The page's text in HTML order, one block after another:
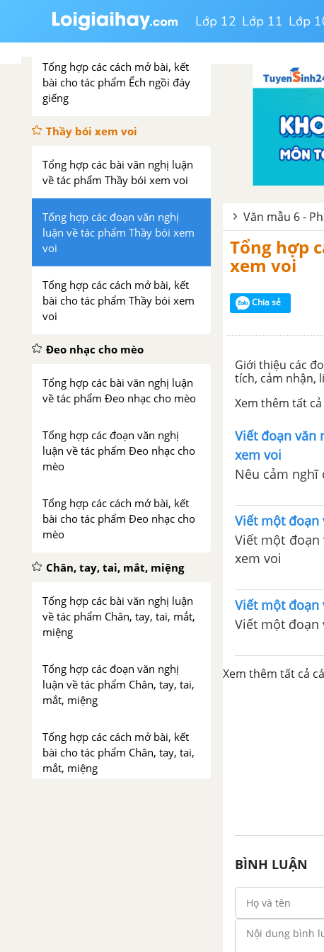
Lớp 12 Lớp 11 Lớp
luận về tác phẩm Ếch ngồi đáy
giếng
Tổng hợp các cách mở bài, kết
bài cho tác phẩm Ếch ngồi đáy
giếng
Thầy bói xem voi
Tổng hợp các bài văn nghị luận
về tác phẩm Thầy bói xem voi
Tổng hợp các đoạn văn nghị
luận về tác phẩm Thầy bói xem
voi
Tổng hợp các cách mở bài, kết
bài cho tác phẩm Thầy bói xem
voi
Đeo nhạc cho mèo
Tổng hợp các bài văn nghị luận
về tác phẩm Đeo nhạc cho mèo
Tổng hợp các đoạn văn nghị
luận về tác phẩm Đeo nhạc cho
mèo
Tổng hợp các cách mở bài, kết
bài cho tác phẩm Đeo nhạc cho
mèo
Chân, tay, tai, mắt, miệng
Tổng hợp các bài văn nghị luận
về tác phẩm Chân, tay, tai, mắt,
miệng
Tổng hợp các đoạn văn nghị
luận về tác phẩm Chân, tay, tai,
mắt, miệng
Tổng hợp các cách mở bài, kết
bài cho tác phẩm Chân, tay, tai,
mắt, miệng
Văn mẫu 6 -
Tổng hợp
xem voi
Chia sẻ
Giới thiệu các
tích, cảm nhận,
Xem thêm tất
Viết đoạn văn
xem voi
Nêu cảm nghĩ
Viết một đoạn
Viết một đoạn
xem voi
Viết một đoạn
Viết một đoạn
Xem thêm tất cả
BÌNH LUẬN